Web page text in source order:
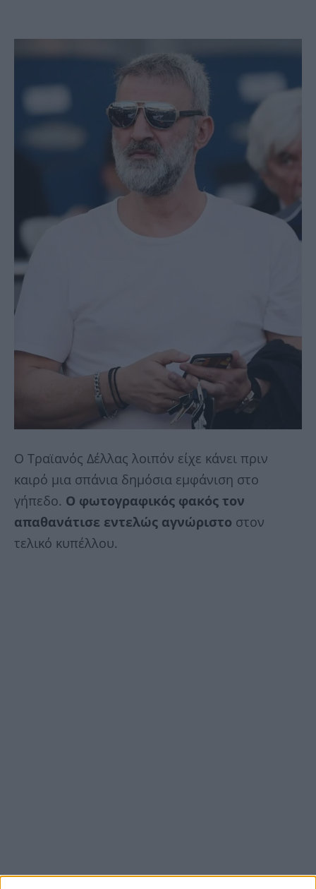
Ο Τραϊανός Δέλλας λοιπόν είχε κάνει πριν
καιρό μια σπάνια δημόσια εμφάνιση στο
γήπεδο. Ο φωτογραφικός φακός τον
απαθανάτισε εντελώς αγνώριστο στον
τελικό κυπέλλου.